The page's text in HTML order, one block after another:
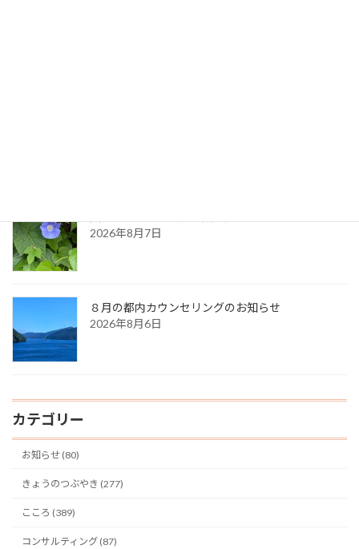
2026年8月7日
８月の都内カウンセリングのお知らせ
2026年8月6日
カテゴリー
お知らせ (80)
きょうのつぶやき (277)
こころ (389)
コンサルティング (87)